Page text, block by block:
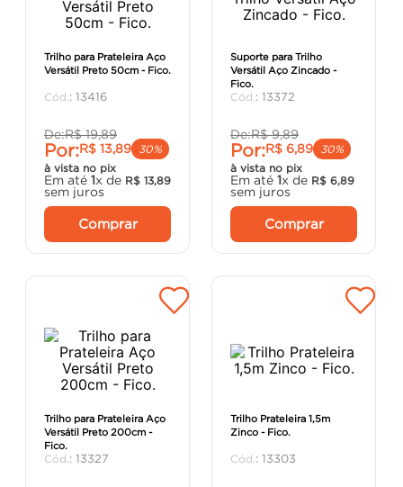
Trilho para Prateleira Aço
Versátil Preto 50cm - Fico.
: 13416
De:R$ 19,89
Por:R$ 13,89
30%
à vista no pix
Em até 1x de R$ 13,89
sem juros
Comprar
Suporte para Trilho
Versátil Aço Zincado -
Fico.
: 13372
De:R$ 9,89
Por:R$ 6,89
30%
à vista no pix
Em até 1x de R$ 6,89
sem juros
Comprar
Trilho para Prateleira Aço
Versátil Preto 200cm -
Fico.
: 13327
Trilho Prateleira 1,5m
Zinco - Fico.
: 13303
chuveiro
argamassa
º cadeira